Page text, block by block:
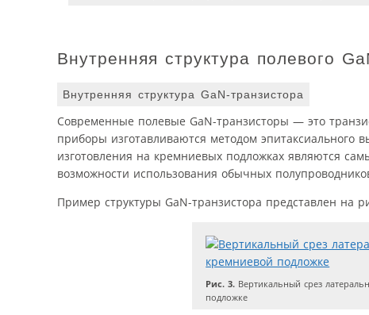
Внутренняя структура полевого
Внутренняя структура GaN-транзистора
Современные полевые GaN-транзис­торы — это
приборы изготавливаются методом
изготовления на кремниевых подложках являются
возможности использования обычных
Пример структуры GaN-транзистора представлен на
Рис. 3. Вертикальный срез
подложке